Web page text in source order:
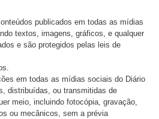
publicados em todas as mídias
textos, imagens, gráficos, e qualquer
e são protegidos pelas leis de
em todas as mídias sociais do Diário
distribuídas, ou transmitidas de
meio, incluindo fotocópia, gravação,
ou mecânicos, sem a prévia